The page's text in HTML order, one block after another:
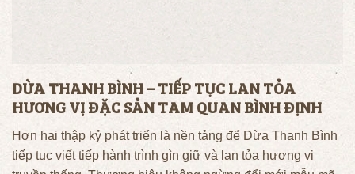
DỪA THANH BÌNH – TIẾP TỤC LAN TỎA
HƯƠNG VỊ ĐẶC SẢN TAM QUAN BÌNH ĐỊNH
Hơn hai thập kỷ phát triển là nền tảng để Dừa Thanh Bình
tiếp tục viết tiếp hành trình gìn giữ và lan tỏa hương vị